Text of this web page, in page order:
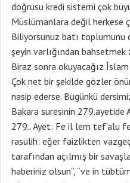
doğrusu kredi sistemi çok
Müslümanlara değil herkese
Biliyorsunuz batı toplumunu
şeyin varlığından bahsetmek
Biraz sonra okuyacağız
Çok net bir şekilde gözler
nasip ederse. Bugünkü
Bakara suresinin 279.ayetide
279.. Ayet: Fe il lem tef’alu
rasulih: eğer faizlikten
tarafından açılmış bir
haberiniz olsun”, “ve in